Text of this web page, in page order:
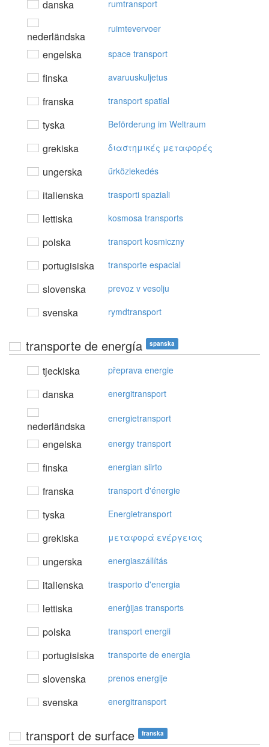
danska rumtransport
nederländska
ruimtevervoer
engelska space transport
finska avaruuskuljetus
franska transport spatial
tyska Beförderung im Weltraum
grekiska διαστημικές μεταφoρές
ungerska űrközlekedés
italienska trasporti spaziali
lettiska kosmosa transports
polska transport kosmiczny
portugisiska transporte espacial
slovenska prevoz v vesolju
svenska rymdtransport
transporte de energía spanska
tjeckiska přeprava energie
danska energitransport
nederländska
energietransport
engelska energy transport
finska energian siirto
franska transport d'énergie
tyska Energietransport
grekiska μεταφoρά εvέργειας
ungerska energiaszállítás
italienska trasporto d'energia
lettiska enerģijas transports
polska transport energii
portugisiska transporte de energia
slovenska prenos energije
svenska energitransport
transport de surface franska